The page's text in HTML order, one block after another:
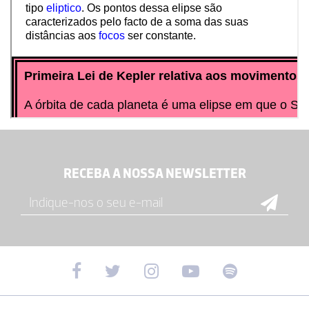
RECEBA A NOSSA NEWSLETTER